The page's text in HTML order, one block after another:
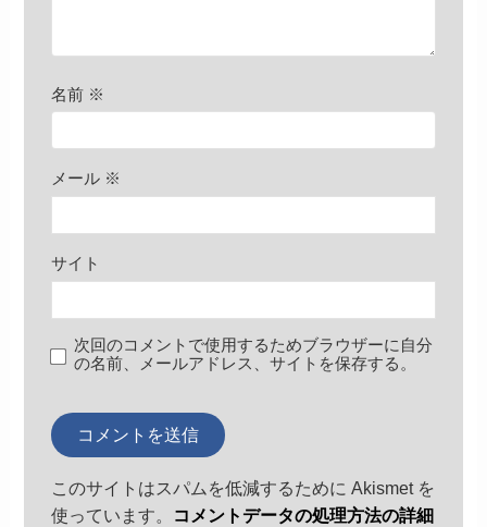
名前 ※
メール ※
サイト
次回のコメントで使用するためブラウザーに自分
の名前、メールアドレス、サイトを保存する。
このサイトはスパムを低減するために Akismet を
使っています。
コメントデータの処理方法の詳細